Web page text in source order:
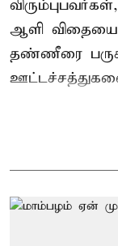
ஆளி
தண்ணீரை